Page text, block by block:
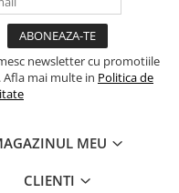
newsletter cu promotiile
Afla mai multe in Politica de
MEU
CLIENTI